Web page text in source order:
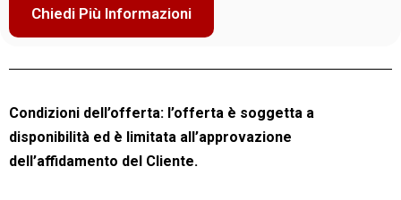
Chiedi Più Informazioni
Condizioni dell’offerta: l’offerta è soggetta a
disponibilità ed è limitata all’approvazione
dell’affidamento del Cliente.